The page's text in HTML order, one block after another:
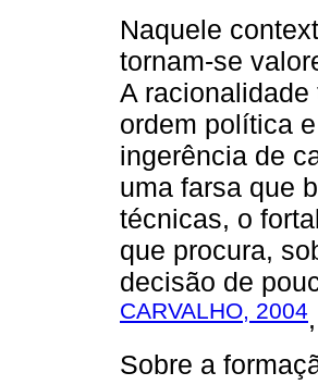
Naquele
tornam-se
A
ordem política
ingerência de
uma farsa que
técnicas, o
que procura,
decisão de
CARVALHO, 2004
Sobre a